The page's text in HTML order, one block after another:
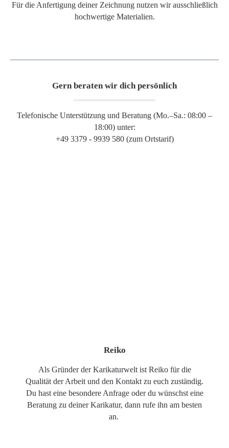
Für die Anfertigung deiner Zeichnung nutzen wir ausschließlich
hochwertige Materialien.
Gern beraten wir dich persönlich
Telefonische Unterstützung und Beratung (Mo.–Sa.: 08:00 –
18:00) unter:
+49 3379 - 9939 580 (zum Ortstarif)
Reiko
Als Gründer der Karikaturwelt ist Reiko für die
Qualität der Arbeit und den Kontakt zu euch zuständig.
Du hast eine besondere Anfrage oder du wünschst eine
Beratung zu deiner Karikatur, dann rufe ihn am besten
an.